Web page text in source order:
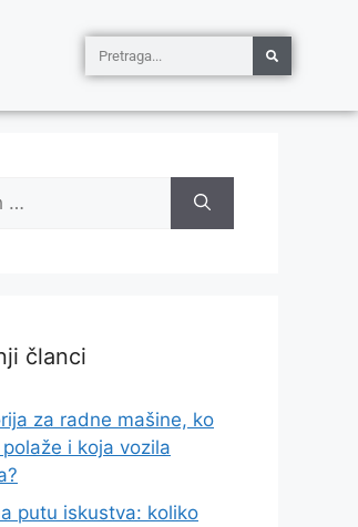
članci
za radne mašine, ko
i koja vozila
putu iskustva: koliko